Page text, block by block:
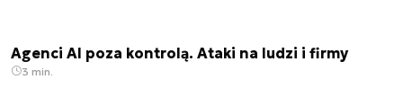
Agenci AI poza kontrolą. Ataki na ludzi i firmy
3 min.